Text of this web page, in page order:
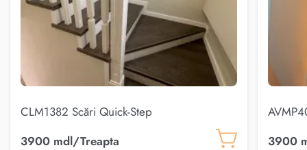
CLM1382 Scări Quick-Step
3900 mdl/Treapta
3900